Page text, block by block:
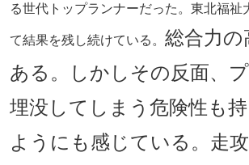
る世代トップランナーだった。東北福祉
て結果を残し続けている。 総合力
ある。しかしその反面、
埋没してしまう危険性も
ようにも感じている。走